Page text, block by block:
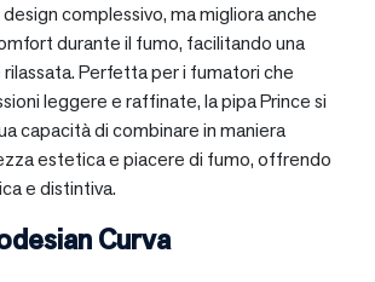
complessivo, ma migliora anche
durante il fumo, facilitando una
Perfetta per i fumatori che
leggere e raffinate, la pipa Prince si
capacità di combinare in maniera
estetica e piacere di fumo, offrendo
e distintiva.
Curva